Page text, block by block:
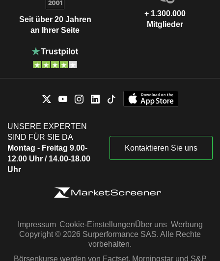
Seit über 20 Jahren
an Ihrer Seite
+ 1.300.000
Mitglieder
UNSERE EXPERTEN
SIND FÜR SIE DA
Montag - Freitag 9.00-
12.00 Uhr / 14.00-18.00
Uhr
Kontaktieren Sie uns
Impressum Cookie-EinstellungenÜber uns Werbung
Copyright © 2026 Surperformance SAS. Alle Rechte
vorbehalten.
Börsenkurse werden von Factset, Morningstar und S&P